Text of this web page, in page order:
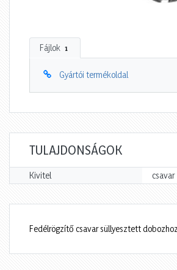
Fájlok 1
Gyártói termékoldal
TULAJDONSÁGOK
Kivitel csavar
Fedélrögzítő csavar süllyesztett